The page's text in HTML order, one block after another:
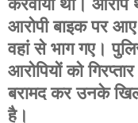
करवाया था। आरोप
आरोपी बाइक पर
वहां से भाग गए।
आरोपियों को
बरामद कर उनके
है।